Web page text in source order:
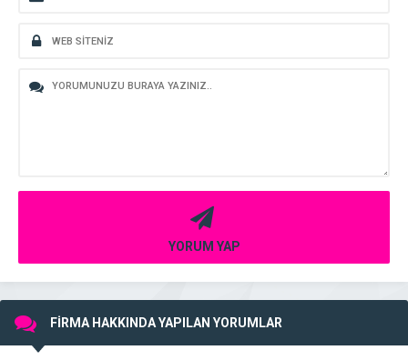
YORUM YAP
FİRMA HAKKINDA YAPILAN YORUMLAR